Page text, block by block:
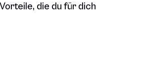
die du für dich